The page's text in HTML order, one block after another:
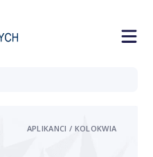
APLIKANCI / KOLOKWIA